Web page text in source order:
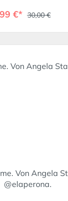
€* 30,00 €
Von Angela
@elaperona.